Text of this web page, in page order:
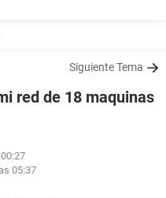
Siguiente Tema
red de 18 maquinas
05:37